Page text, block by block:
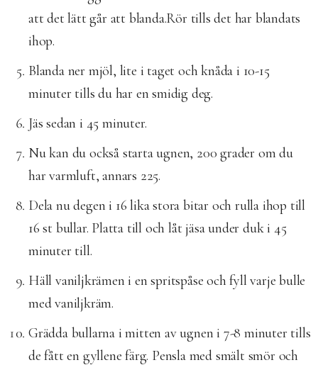
att det lätt går att blanda.Rör tills det har blandats
ihop.
Blanda ner mjöl, lite i taget och knåda i 10-15
minuter tills du har en smidig deg.
Jäs sedan i 45 minuter.
Nu kan du också starta ugnen, 200 grader om du
har varmluft, annars 225.
Dela nu degen i 16 lika stora bitar och rulla ihop till
16 st bullar. Platta till och låt jäsa under duk i 45
minuter till.
Häll vaniljkrämen i en spritspåse och fyll varje bulle
med vaniljkräm.
Grädda bullarna i mitten av ugnen i 7-8 minuter tills
de fått en gyllene färg. Pensla med smält smör och